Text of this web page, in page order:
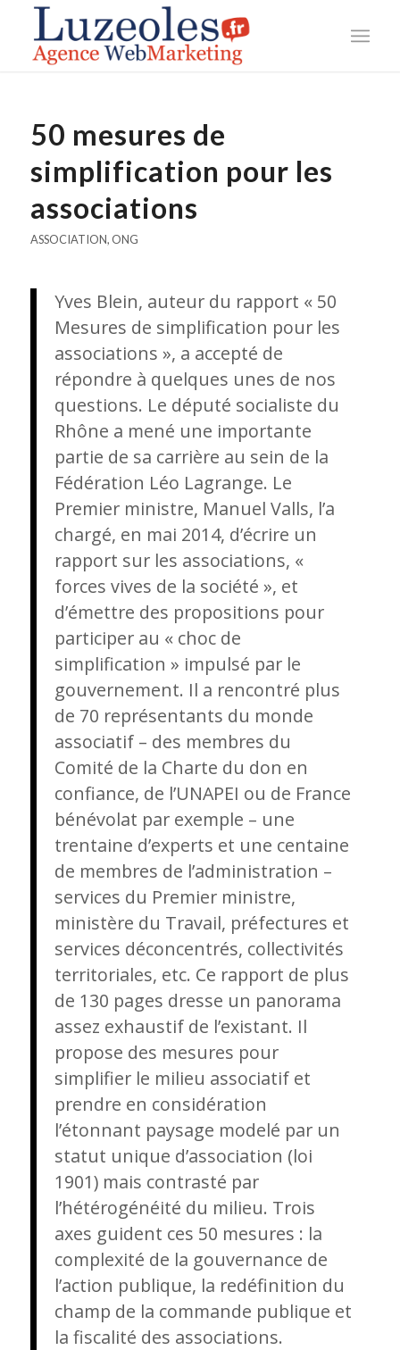
50 mesures de
simplification pour les
associations
ASSOCIATION, ONG
Yves Blein, auteur du rapport « 50
Mesures de simplification pour les
associations », a accepté de
répondre à quelques unes de nos
questions. Le député socialiste du
Rhône a mené une importante
partie de sa carrière au sein de la
Fédération Léo Lagrange. Le
Premier ministre, Manuel Valls, l’a
chargé, en mai 2014, d’écrire un
rapport sur les associations, «
forces vives de la société », et
d’émettre des propositions pour
participer au « choc de
simplification » impulsé par le
gouvernement. Il a rencontré plus
de 70 représentants du monde
associatif – des membres du
Comité de la Charte du don en
confiance, de l’UNAPEI ou de France
bénévolat par exemple – une
trentaine d’experts et une centaine
de membres de l’administration –
services du Premier ministre,
ministère du Travail, préfectures et
services déconcentrés, collectivités
territoriales, etc. Ce rapport de plus
de 130 pages dresse un panorama
assez exhaustif de l’existant. Il
propose des mesures pour
simplifier le milieu associatif et
prendre en considération
l’étonnant paysage modelé par un
statut unique d’association (loi
1901) mais contrasté par
l’hétérogénéité du milieu. Trois
axes guident ces 50 mesures : la
complexité de la gouvernance de
l’action publique, la redéfinition du
champ de la commande publique et
la fiscalité des associations.